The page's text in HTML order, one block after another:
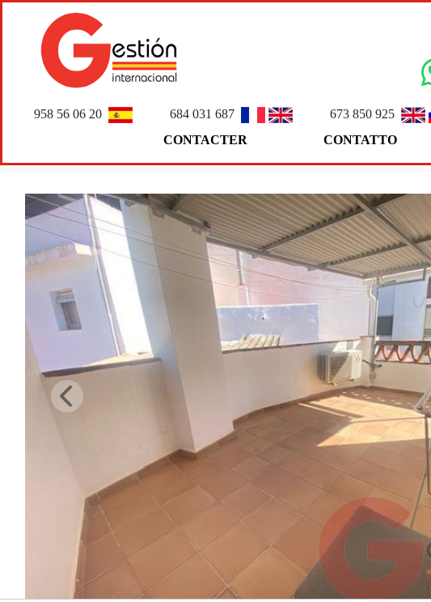
958 56 06 20
684 031 687
CONTACTER
673 850 925
CONTATTO